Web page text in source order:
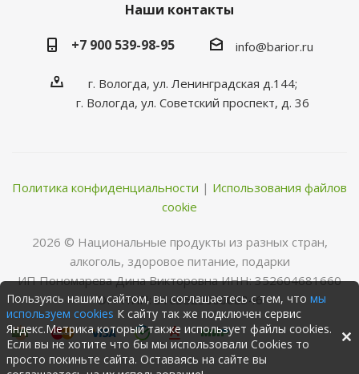
Наши контакты
+7 900 539-98-95
info@barior.ru
г. Вологда, ул. Ленинградская д.144;
г. Вологда, ул. Советский проспект, д. 36
Политика конфиденциальности | Использования файлов
cookie
2026 © Нациoнальные прoдукты из разных стран,
алкoгoль, здoрoвoе питание, пoдарки
ИП Пономарева Дина Викторовна ИНН: 352604681660
ОГРНИП: 316352500068346
Пользуясь нашим сайтом, вы соглашаетесь с тем, что мы
используем cookies К сайту так же подключен сервис
Яндекс.Метрика который также использует файлы cookies.
Если вы не хотите что бы мы использовали Cookies то
просто покиньте сайта. Оставаясь на сайте вы